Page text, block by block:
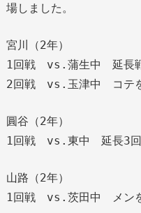
場しました。
宮川（2年）
1回戦 vs.蒲生中 延長
2回戦 vs.玉津中 コテを
圓谷（2年）
1回戦 vs.東中 延長3回
山路（2年）
1回戦 vs.茨田中 メンを